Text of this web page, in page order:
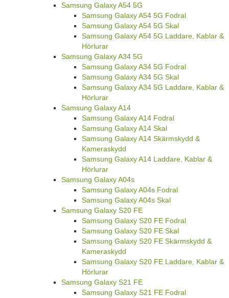
Samsung Galaxy A54 5G
Samsung Galaxy A54 5G Fodral
Samsung Galaxy A54 5G Skal
Samsung Galaxy A54 5G Laddare, Kablar &
Hörlurar
Samsung Galaxy A34 5G
Samsung Galaxy A34 5G Fodral
Samsung Galaxy A34 5G Skal
Samsung Galaxy A34 5G Laddare, Kablar &
Hörlurar
Samsung Galaxy A14
Samsung Galaxy A14 Fodral
Samsung Galaxy A14 Skal
Samsung Galaxy A14 Skärmskydd &
Kameraskydd
Samsung Galaxy A14 Laddare, Kablar &
Hörlurar
Samsung Galaxy A04s
Samsung Galaxy A04s Fodral
Samsung Galaxy A04s Skal
Samsung Galaxy S20 FE
Samsung Galaxy S20 FE Fodral
Samsung Galaxy S20 FE Skal
Samsung Galaxy S20 FE Skärmskydd &
Kameraskydd
Samsung Galaxy S20 FE Laddare, Kablar &
Hörlurar
Samsung Galaxy S21 FE
Samsung Galaxy S21 FE Fodral